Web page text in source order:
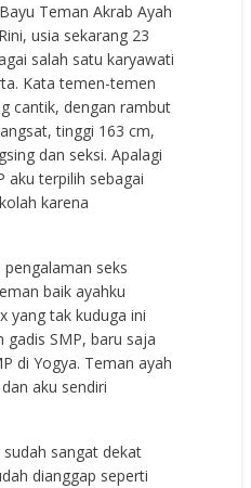
Teman Akrab Ayah
usia sekarang 23
salah satu karyawati
Kata temen-temen
cantik, dengan rambut
tinggi 163 cm,
dan seksi. Apalagi
aku terpilih sebagai
karena
seks
baik ayahku
yang tak kuduga ini
SMP, baru saja
di Yogya. Teman ayah
aku sendiri
sangat dekat
dianggap seperti